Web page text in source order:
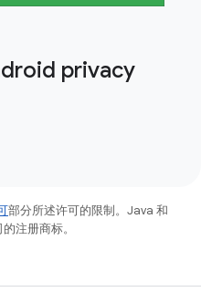
privacy
部分所述许可的限制。Java 和
注册商标。